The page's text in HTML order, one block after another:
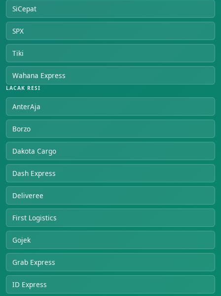
SiCepat
SPX
Tiki
Wahana Express
LACAK RESI
AnterAja
Borzo
Dakota Cargo
Dash Express
Deliveree
First Logistics
Gojek
Grab Express
ID Express